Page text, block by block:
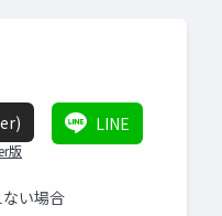
版
LINE
ない場合